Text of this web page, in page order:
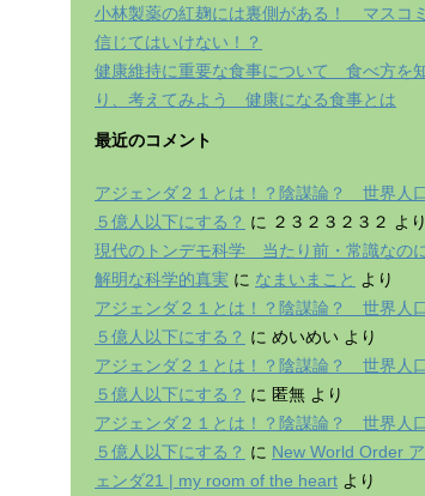
小林製薬の紅麹には裏側がある！ マスコ
信じてはいけない！？
健康維持に重要な食事について 食べ方を
り、考えてみよう 健康になる食事とは
最近のコメント
アジェンダ２１とは！？陰謀論？ 世界人
５億人以下にする？ に ２３２３２３２ より
現代のトンデモ科学 当たり前・常識なの
解明な科学的真実 に なまいまこと より
アジェンダ２１とは！？陰謀論？ 世界人
５億人以下にする？ に めいめい より
アジェンダ２１とは！？陰謀論？ 世界人
５億人以下にする？ に 匿無 より
アジェンダ２１とは！？陰謀論？ 世界人
５億人以下にする？ に New World Order
ェンダ21 | my room of the heart より